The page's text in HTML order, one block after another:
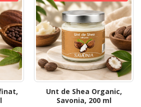
Unt de Shea Organic,
Savonia, 200 ml